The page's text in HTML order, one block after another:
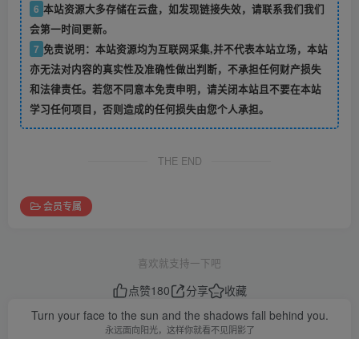
6 本站资源大多存储在云盘，如发现链接失效，请联系我们我们
会第一时间更新。
7 免责说明：本站资源均为互联网采集,并不代表本站立场，本站
亦无法对内容的真实性及准确性做出判断，不承担任何财产损失
和法律责任。若您不同意本免责申明，请关闭本站且不要在本站
学习任何项目，否则造成的任何损失由您个人承担。
THE END
会员专属
喜欢就支持一下吧
点赞180 分享
收藏
Turn your face to the sun and the shadows fall behind you.
永远面向阳光，这样你就看不见阴影了